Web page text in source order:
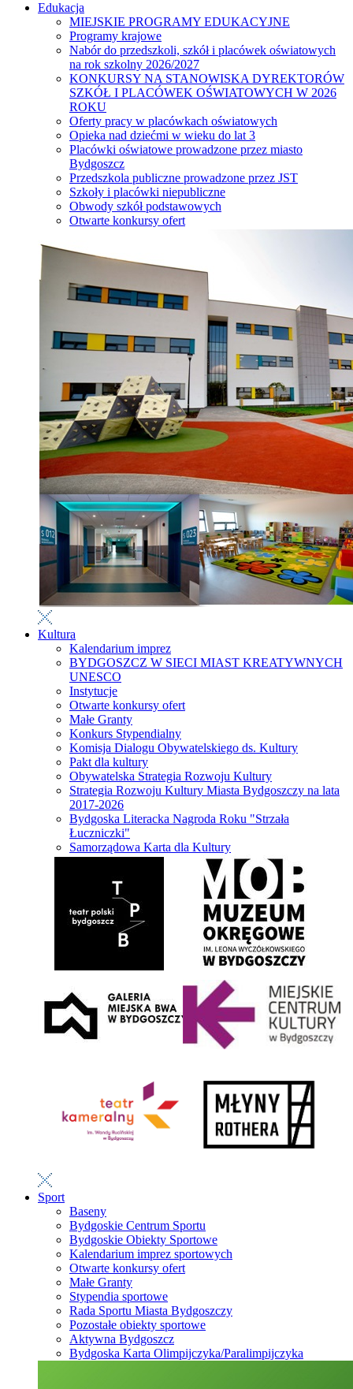
Edukacja
MIEJSKIE PROGRAMY EDUKACYJNE
Programy krajowe
Nabór do przedszkoli, szkół i placówek oświatowych
na rok szkolny 2026/2027
KONKURSY NA STANOWISKA DYREKTORÓW
SZKÓŁ I PLACÓWEK OŚWIATOWYCH W 2026
ROKU
Oferty pracy w placówkach oświatowych
Opieka nad dziećmi w wieku do lat 3
Placówki oświatowe prowadzone przez miasto
Bydgoszcz
Przedszkola publiczne prowadzone przez JST
Szkoły i placówki niepubliczne
Obwody szkół podstawowych
Otwarte konkursy ofert
Kultura
Kalendarium imprez
BYDGOSZCZ W SIECI MIAST KREATYWNYCH
UNESCO
Instytucje
Otwarte konkursy ofert
Małe Granty
Konkurs Stypendialny
Komisja Dialogu Obywatelskiego ds. Kultury
Pakt dla kultury
Obywatelska Strategia Rozwoju Kultury
Strategia Rozwoju Kultury Miasta Bydgoszczy na lata
2017-2026
Bydgoska Literacka Nagroda Roku "Strzała
Łuczniczki"
Samorządowa Karta dla Kultury
Sport
Baseny
Bydgoskie Centrum Sportu
Bydgoskie Obiekty Sportowe
Kalendarium imprez sportowych
Otwarte konkursy ofert
Małe Granty
Stypendia sportowe
Rada Sportu Miasta Bydgoszczy
Pozostałe obiekty sportowe
Aktywna Bydgoszcz
Bydgoska Karta Olimpijczyka/Paralimpijczyka